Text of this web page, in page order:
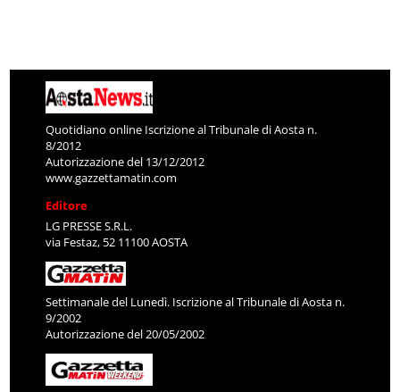
Quotidiano online Iscrizione al Tribunale di Aosta n.
8/2012
Autorizzazione del 13/12/2012
www.gazzettamatin.com
Editore
LG PRESSE S.R.L.
via Festaz, 52 11100 AOSTA
Settimanale del Lunedì. Iscrizione al Tribunale di Aosta n.
9/2002
Autorizzazione del 20/05/2002